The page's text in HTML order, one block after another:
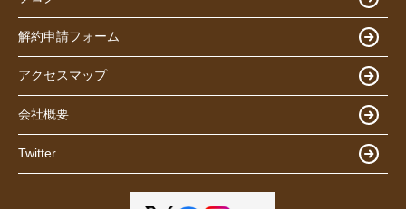
解約申請フォーム
アクセスマップ
会社概要
Twitter